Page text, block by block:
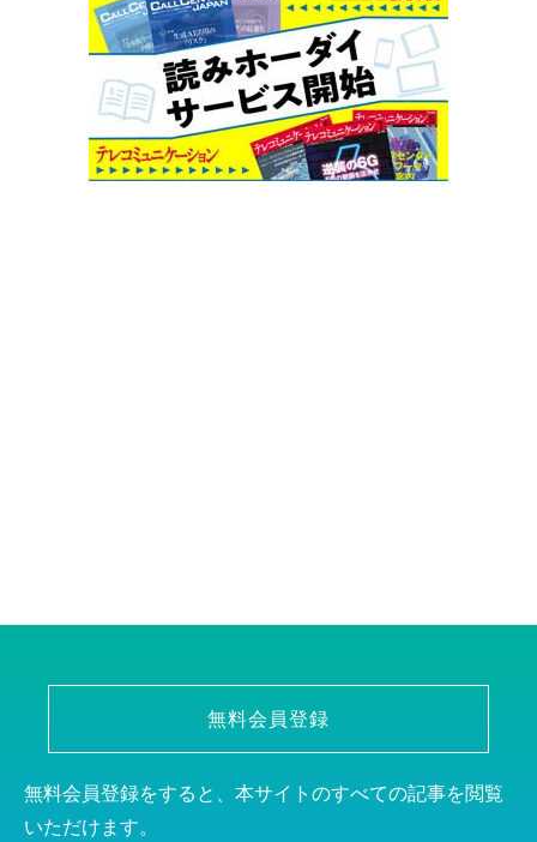
無料会員登録
無料会員登録をすると、本サイトのすべての記事を閲覧
いただけます。